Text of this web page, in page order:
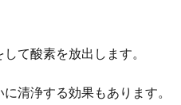
て酸素を放出します。
清浄する効果もあります。